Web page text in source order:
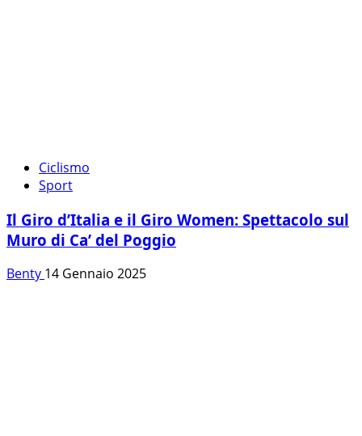
Ciclismo
Sport
Il Giro d’Italia e il Giro Women: Spettacolo sul
Muro di Ca’ del Poggio
Benty 14 Gennaio 2025